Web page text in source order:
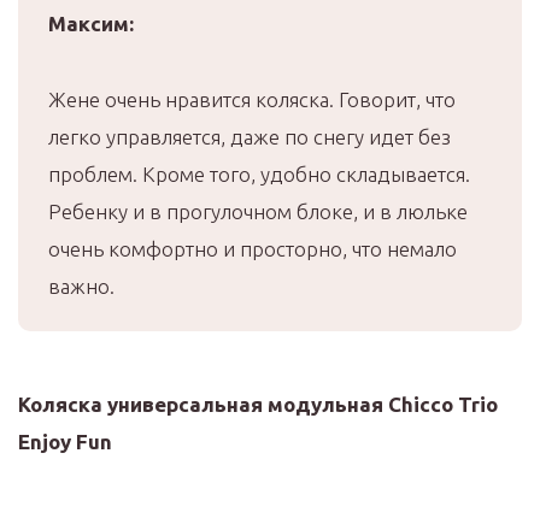
Максим:
Жене очень нравится коляска. Говорит, что
легко управляется, даже по снегу идет без
проблем. Кроме того, удобно складывается.
Ребенку и в прогулочном блоке, и в люльке
очень комфортно и просторно, что немало
важно.
Коляска универсальная модульная Chicco Trio
Enjoy Fun